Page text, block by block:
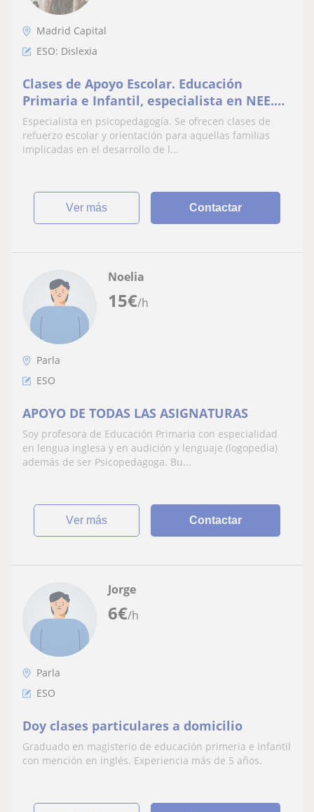
Madrid Capital
ESO: Dislexia
Clases de Apoyo Escolar. Educación
Primaria e Infantil, especialista en NEE.
Pedagogia Terapéutica y Audición y
Lenguaje. Sólo online
Especialista en psicopedagogía. Se ofrecen clases de
refuerzo escolar y orientación para aquellas familias
implicadas en el desarrollo de l...
ver más Contactar
15€/h
Noelia
Parla
ESO
APOYO DE TODAS LAS ASIGNATURAS
Soy profesora de Educación Primaria con especialidad
en lengua inglesa y en audición y lenguaje (logopedia)
además de ser Psicopedagoga. Bu...
ver más Contactar
6€/h
Jorge
Parla
ESO
Doy clases particulares a domicilio
Graduado en magisterio de educación primeria e infantil
con mención en inglés. Experiencia más de 5 años.